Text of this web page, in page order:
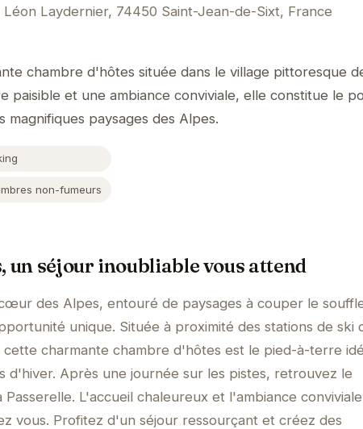
Léon Laydernier, 74450 Saint-Jean-de-Sixt, France
chambre d'hôtes située dans le village pittoresque
paisible et une ambiance conviviale, elle constitue le
paysages des Alpes.
non-fumeurs
un séjour inoubliable vous attend
des Alpes, entouré de paysages à couper le
unique. Située à proximité des stations de ski
cette charmante chambre d'hôtes est le pied-à-terre
d'hiver. Après une journée sur les pistes, retrouvez le
L'accueil chaleureux et l'ambiance conviviale
vous. Profitez d'un séjour ressourçant et créez des